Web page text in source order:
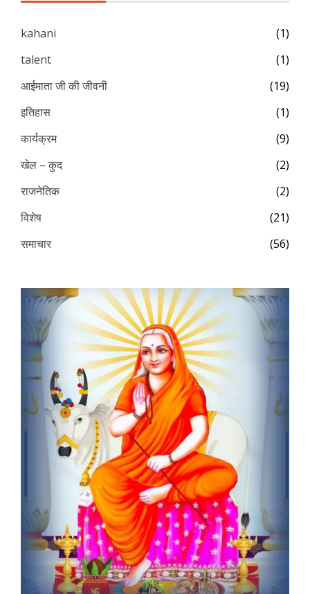
kahani
(1)
talent
(1)
आईमाता जी की जीवनी
(19)
इतिहास
(1)
कार्यक्रम
(9)
खेल – कुद
(2)
राजनेतिक
(2)
विशेष
(21)
समाचार
(56)